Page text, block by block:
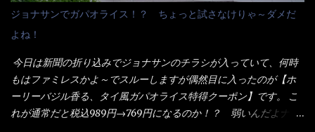
の旨味に数種類の唐辛子、ニンニクを加えた辛さとコクが凝縮さ
れた醤油ベースのスープです。 調味油に赤ラー油とごま油を使用
することに風味と辛さを引き立たせています。 調味油をスープ
全体に馴染ませるために、箸で麺と具を持ち上げて・・・ ええや
ないかぁ～ モヤシが黒豆モヤシだから細身で熱を加えてもへた
りづらい！（緑豆モヤシだと太くて熱加えるとダラーっとなるん
だよ） それに細ストレート麺とモヤシが良いバランスで・・・
韮の緑と卵の黄色も相まって・・・映える...
ろう） 早速タバスコを振りかけて食べてみると・・・結構美味し
いよ！ 久しぶりだな～ホワイトソースとマカロニの絡まった食
感・・・懐かしい～ 今回ダイソーのカレー用のスプーンを使って
みたら、これが凄くうまくすくえるんだよねぇ～（このスプーン
当たりだね） 今回新作のグラタンを頂きましたが、まずまずの美
味しさとダイソーのカレースプーンの。すくい上げ力の良さを再
度認識できました。
ジョナサンでガパオライス！？ ちょっと試さなけりゃ～ダメだ
よね！
今日は新聞の折り込みでジョナサンのチラシが入っていて、何時
もはファミレスかよ～でスルーしますが偶然目に入ったのが【ホ
ーリーバジル香る、タイ風ガパオライス特得クーポン】です。 こ
れが通常だと税込989円→769円になるのか！？ 弱いんだよナァ